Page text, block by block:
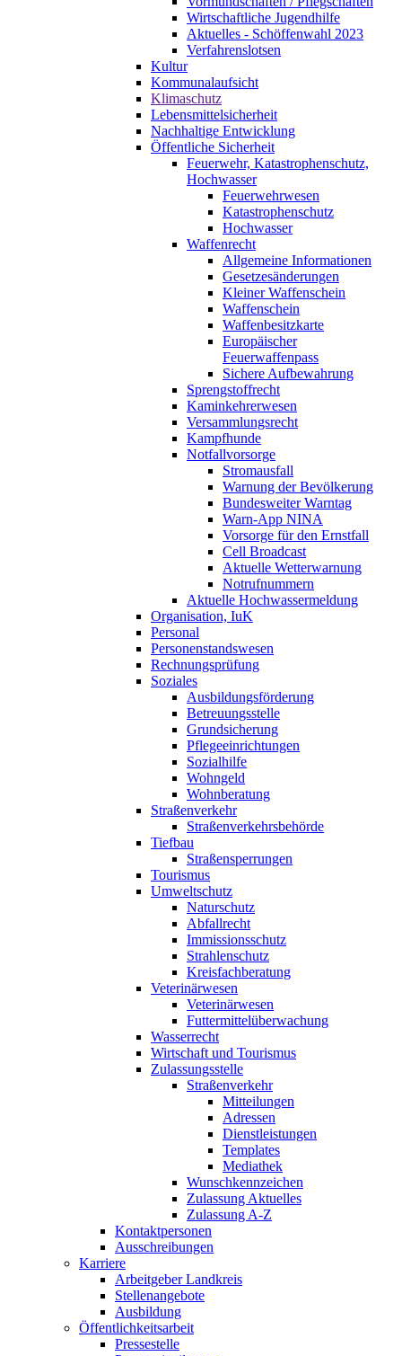
Wirtschaftliche Jugendhilfe
Aktuelles - Schöffenwahl 2023
Verfahrenslotsen
Kultur
Kommunalaufsicht
Klimaschutz
Lebensmittelsicherheit
Nachhaltige Entwicklung
Öffentliche Sicherheit
Feuerwehr, Katastrophenschutz,
Hochwasser
Feuerwehrwesen
Katastrophenschutz
Hochwasser
Waffenrecht
Allgemeine Informationen
Gesetzesänderungen
Kleiner Waffenschein
Waffenschein
Waffenbesitzkarte
Europäischer
Feuerwaffenpass
Sichere Aufbewahrung
Sprengstoffrecht
Kaminkehrerwesen
Versammlungsrecht
Kampfhunde
Notfallvorsorge
Stromausfall
Warnung der Bevölkerung
Bundesweiter Warntag
Warn-App NINA
Vorsorge für den Ernstfall
Cell Broadcast
Aktuelle Wetterwarnung
Notrufnummern
Aktuelle Hochwassermeldung
Organisation, IuK
Personal
Personenstandswesen
Rechnungsprüfung
Soziales
Ausbildungsförderung
Betreuungsstelle
Grundsicherung
Pflegeeinrichtungen
Sozialhilfe
Wohngeld
Wohnberatung
Straßenverkehr
Straßenverkehrsbehörde
Tiefbau
Straßensperrungen
Tourismus
Umweltschutz
Naturschutz
Abfallrecht
Immissionsschutz
Strahlenschutz
Kreisfachberatung
Veterinärwesen
Veterinärwesen
Futtermittelüberwachung
Wasserrecht
Wirtschaft und Tourismus
Zulassungsstelle
Straßenverkehr
Mitteilungen
Adressen
Dienstleistungen
Templates
Mediathek
Wunschkennzeichen
Zulassung Aktuelles
Zulassung A-Z
Kontaktpersonen
Ausschreibungen
Karriere
Arbeitgeber Landkreis
Stellenangebote
Ausbildung
Öffentlichkeitsarbeit
Pressestelle